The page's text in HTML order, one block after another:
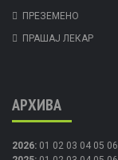
ПРЕЗЕМЕНО
ПРАШАЈ ЛЕКАР
АРХИВА
2026: 01 02 03 04 05 06